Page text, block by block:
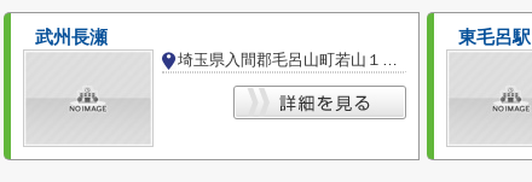
武州長瀬
埼玉県入間郡毛呂山町若山１丁目
東毛呂駅